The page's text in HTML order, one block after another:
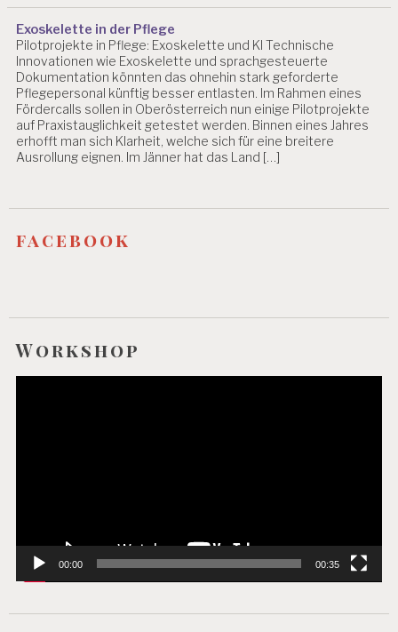
R
IS
T
I
A
N
B
LI
N
D
V
L
G
P
S
E
L
T
Exoskelette in der Pflege
Pilotprojekte in Pflege: Exoskelette und KI Technische
Innovationen wie Exoskelette und sprachgesteuerte
Dokumentation könnten das ohnehin stark geforderte
Pflegepersonal künftig besser entlasten. Im Rahmen eines
Fördercalls sollen in Oberösterreich nun einige Pilotprojekte
auf Praxistauglichkeit getestet werden. Binnen eines Jahres
erhofft man sich Klarheit, welche sich für eine breitere
Ausrollung eignen. Im Jänner hat das Land […]
facebook
Workshop
00:00 00:35